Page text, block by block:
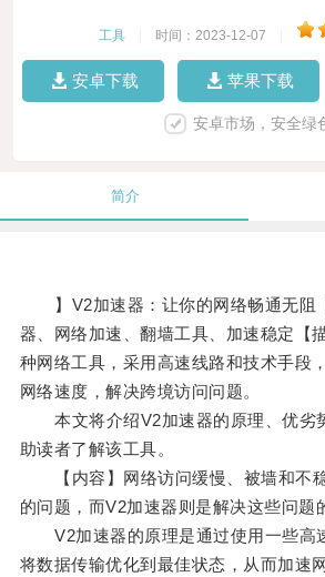
工具 时间：2023-12-07
安卓下载 苹果下载
安卓市场，安全绿
简介
】V2加速器：让你的网络畅通无阻
器、网络加速、翻墙工具、加速稳定【
种网络工具，采用高速线路和技术手段
网络速度，解决跨境访问问题。
本文将介绍V2加速器的原理、优劣
助读者了解该工具。
【内容】网络访问缓慢、被墙和不稳
的问题，而V2加速器则是解决这些问题
V2加速器的原理是通过使用一些高
将数据传输优化到最佳状态，从而加速